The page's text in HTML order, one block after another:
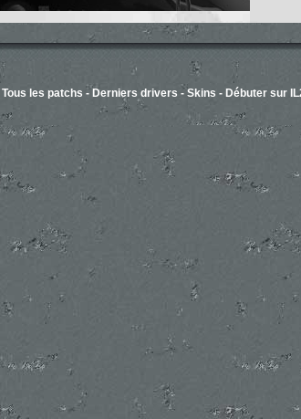
Tous les patchs - Derniers drivers - Skins - Débuter sur